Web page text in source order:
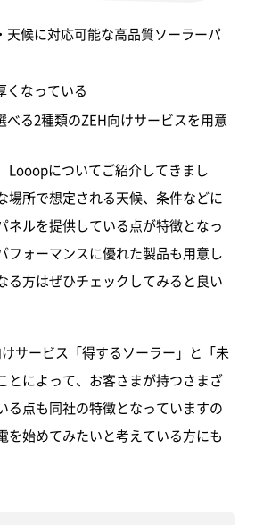
天候に対応可能な高品質ソーラーパ
くなっている
べる2種類のZEH向けサービスを用意
Looopについてご紹介してきまし
場所で想定される天候、条件などに
ネルを提供している点が特徴となっ
フォーマンスに優れた製品も用意し
る方はぜひチェックしてみると良い
サービス「得するソーラー」と「未
とによって、お客さまが持つさまざ
る点も同社の特徴となっていますの
を始めてみたいと考えている方にも